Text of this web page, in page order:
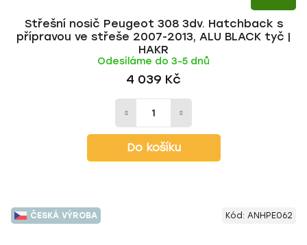
Střešní nosič Peugeot 308 3dv. Hatchback s
přípravou ve střeše 2007-2013, ALU BLACK tyč |
HAKR
Odesíláme do 3-5 dnů
4 039 Kč
Do košíku
ČESKÁ VÝROBA Kód: ANHPE062